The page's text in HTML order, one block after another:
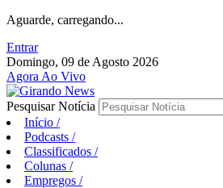
Aguarde, carregando...
Entrar
Domingo, 09 de Agosto 2026
Agora Ao Vivo
Pesquisar Notícia
Início /
Podcasts /
Classificados /
Colunas /
Empregos /